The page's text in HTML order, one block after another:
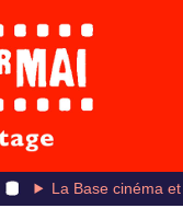
La Base cinéma